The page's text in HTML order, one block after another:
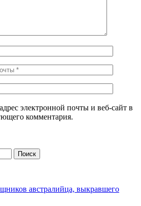
электронной почты и веб-сайт в
комментария.
австралийца, выкравшего